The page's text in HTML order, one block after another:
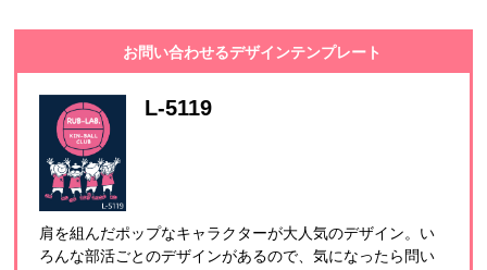
お問い合わせるデザインテンプレート
L-5119
肩を組んだポップなキャラクターが大人気のデザイン。い
ろんな部活ごとのデザインがあるので、気になったら問い